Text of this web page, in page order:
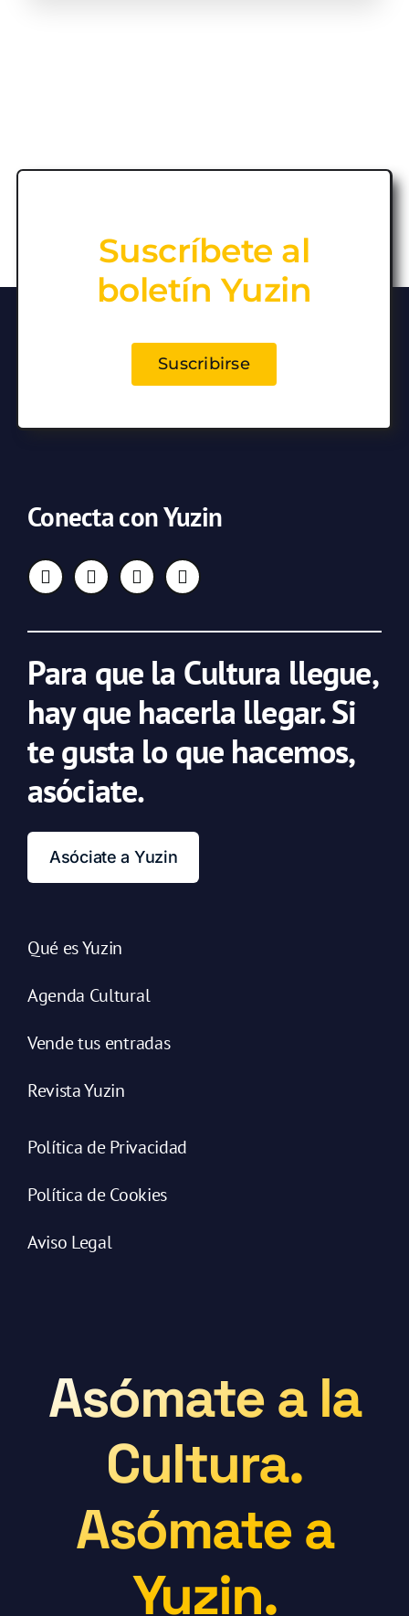
Suscríbete al
boletín Yuzin
Suscribirse
Conecta con Yuzin
Para que la Cultura llegue,
hay que hacerla llegar. Si
te gusta lo que hacemos,
asóciate.
Asóciate a Yuzin
Qué es Yuzin
Agenda Cultural
Vende tus entradas
Revista Yuzin
Política de Privacidad
Política de Cookies
Aviso Legal
Asómate a la
Cultura.
Asómate a
Yuzin.